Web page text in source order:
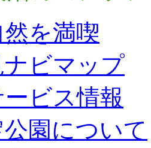
を満喫
ビマップ
ビス情報
園について